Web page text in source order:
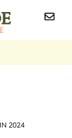
sur
2024